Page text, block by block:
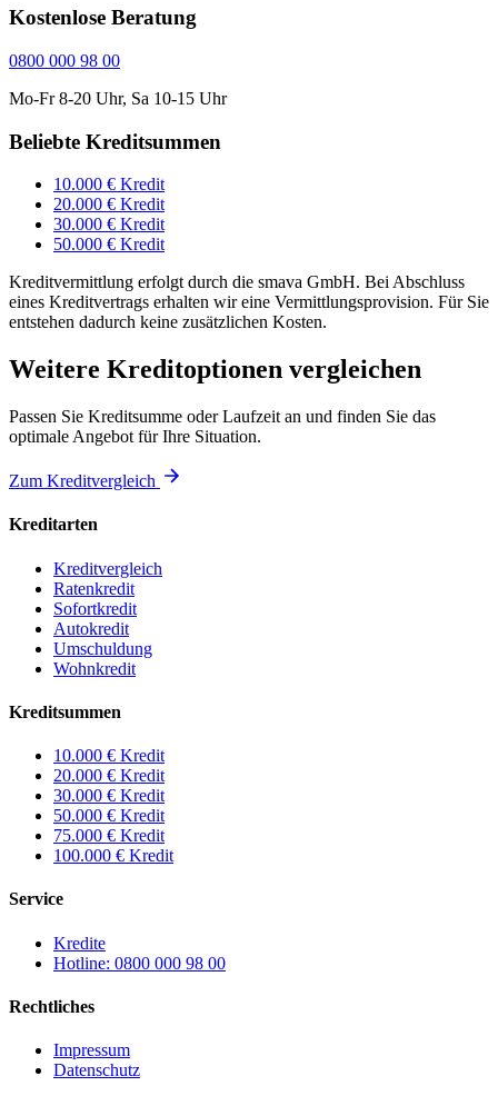
Kostenlose Beratung
0800 000 98 00
Mo-Fr 8-20 Uhr, Sa 10-15 Uhr
Beliebte Kreditsummen
10.000 € Kredit
20.000 € Kredit
30.000 € Kredit
50.000 € Kredit
Kreditvermittlung erfolgt durch die smava GmbH. Bei Abschluss
eines Kreditvertrags erhalten wir eine Vermittlungsprovision. Für Sie
entstehen dadurch keine zusätzlichen Kosten.
Weitere Kreditoptionen vergleichen
Passen Sie Kreditsumme oder Laufzeit an und finden Sie das
optimale Angebot für Ihre Situation.
Zum Kreditvergleich
Kreditarten
Kreditvergleich
Ratenkredit
Sofortkredit
Autokredit
Umschuldung
Wohnkredit
Kreditsummen
10.000 € Kredit
20.000 € Kredit
30.000 € Kredit
50.000 € Kredit
75.000 € Kredit
100.000 € Kredit
Service
Kredite
Hotline: 0800 000 98 00
Rechtliches
Impressum
Datenschutz